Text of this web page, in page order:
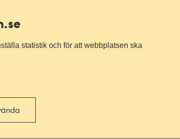
statistik och för att webbplatsen ska